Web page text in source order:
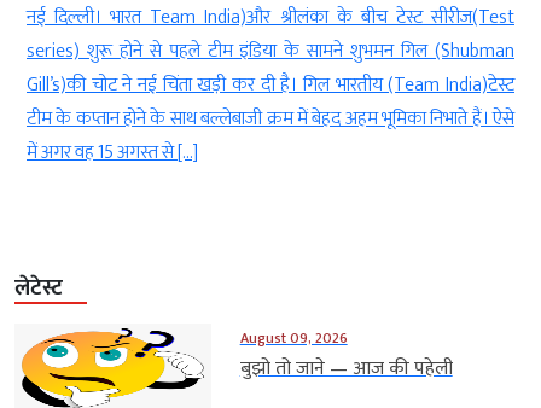
नई दिल्ली। भारत Team India)और श्रीलंका के बीच टेस्ट सीरीज(Test
series) शुरू होने से पहले टीम इंडिया के सामने शुभमन गिल (Shubman
Gill’s)की चोट ने नई चिंता खड़ी कर दी है। गिल भारतीय (Team India)टेस्ट
टीम के कप्तान होने के साथ बल्लेबाजी क्रम में बेहद अहम भूमिका निभाते हैं। ऐसे
में अगर वह 15 अगस्त से […]
नई
लेटेस्ट
August 09, 2026
बुझो तो जाने — आज की पहेली